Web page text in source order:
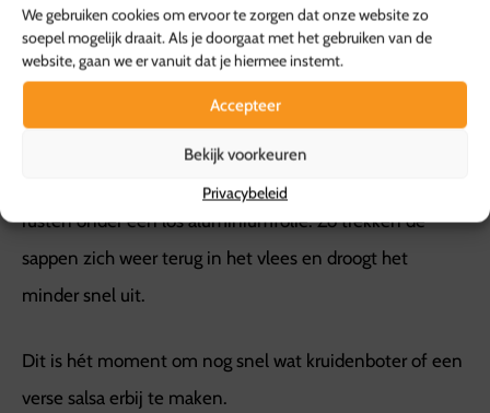
We gebruiken cookies om ervoor te zorgen dat onze website zo
soepel mogelijk draait. Als je doorgaat met het gebruiken van de
website, gaan we er vanuit dat je hiermee instemt.
Accepteer
Bekijk voorkeuren
Privacybeleid
6. Laat de kipeven rusten
Haal de kip van de BBQ en laat ‘m een paar minuten
rusten onder een los aluminiumfolie. Zo trekken de
sappen zich weer terug in het vlees en droogt het
minder snel uit.
Dit is hét moment om nog snel wat kruidenboter of een
verse salsa erbij te maken.